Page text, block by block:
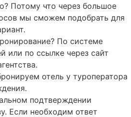
Потому что через большое
мы сможем подобрать для
По системе
или по ссылке через сайт
отель у туроператора
подтверждении
Если необходим ответ